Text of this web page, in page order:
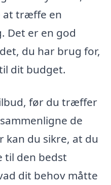
at træffe en
Det er en god
du har brug for,
dit budget.
før du træffer
de
kan du sikre, at du
til den bedst
dit behov måtte